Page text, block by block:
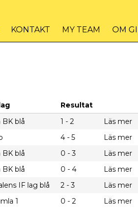
KONTAKT MY TEAM OM
Resultat
BK blå 1 - 2
Läs mer
4 - 5
Läs mer
BK blå 0 - 3
Läs mer
BK blå 0 - 4
Läs mer
IF lag blå 2 - 3
Läs mer
1 0 - 2 Läs mer